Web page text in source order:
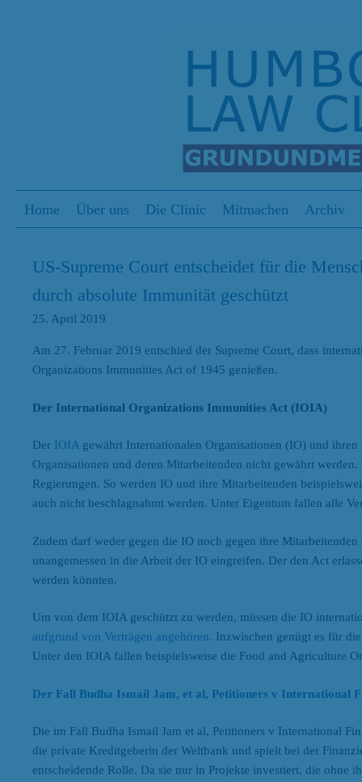
Menu
Skip to content
Home Über uns Die Clinic Mitmachen Archiv
US-Supreme Court entscheidet für die
durch absolute Immunität geschützt
25. April 2019
Am 27. Februar 2019 entschied der Supreme Court, dass
Organizations Immunities Act of 1945 genießen.
Der International Organizations Immunities Act (IOIA)
Der IOIA gewährt Internationalen Organisationen (IO) und
Organisationen und deren Mitarbeitenden nicht gewährt
Regierungen. So werden IO und ihre Mitarbeitenden
auch nicht beschlagnahmt werden. Unter Eigentum fallen alle
Zudem darf weder gegen die IO noch gegen ihre
unangemessen in die Arbeit der IO eingreifen. Der den Act
werden könnten.
Um von dem IOIA geschützt zu werden, müssen die IO
aufgrund von Verträgen angehören. Inzwischen genügt es für
Unter den IOIA fallen beispielsweise die Food and Agriculture
Der Fall Budha Ismail Jam, et al, Petitioners v International
Die im Fall Budha Ismail Jam et al, Petitioners v International
die private Kreditgeberin der Weltbank und spielt bei der
entscheidende Rolle. Da sie nur in Projekte investiert, die ohne